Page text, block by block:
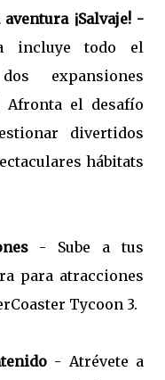
¡Salvaje! -
incluye todo el
expansiones
Afronta el desafío
divertidos
hábitats
- Sube a tus
para atracciones
Tycoon 3.
- Atrévete a